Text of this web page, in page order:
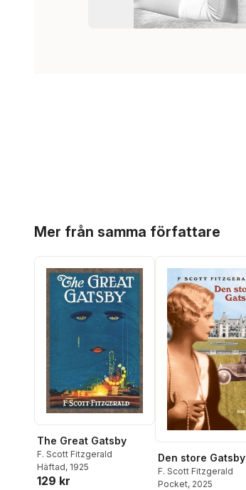
Mer från samma författare
The Great Gatsby
F. Scott Fitzgerald
Häftad, 1925
129 kr
Den store Gatsby
F. Scott Fitzgerald
Pocket, 2025